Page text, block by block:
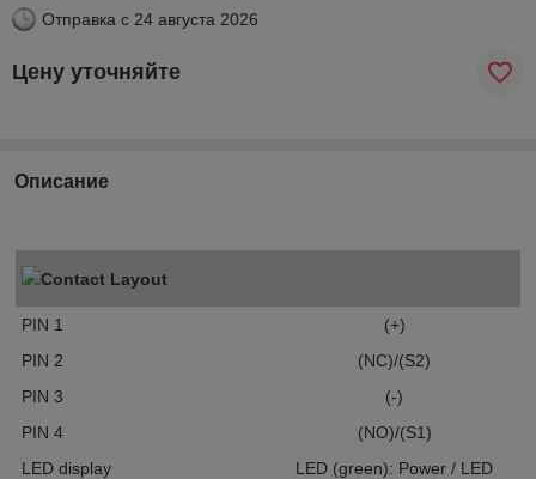
Отправка с 24 августа 2026
Цену уточняйте
Описание
Contact Layout
PIN 1
(+)
PIN 2
(NC)/(S2)
PIN 3
(-)
PIN 4
(NO)/(S1)
LED display
LED (green): Power / LED